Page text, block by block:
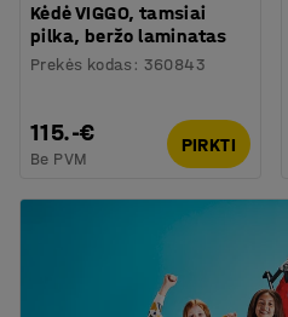
Kėdė VIGGO, tamsiai
pilka, beržo laminatas
Prekės kodas : 360843
115.-€
Be PVM
PIRKTI